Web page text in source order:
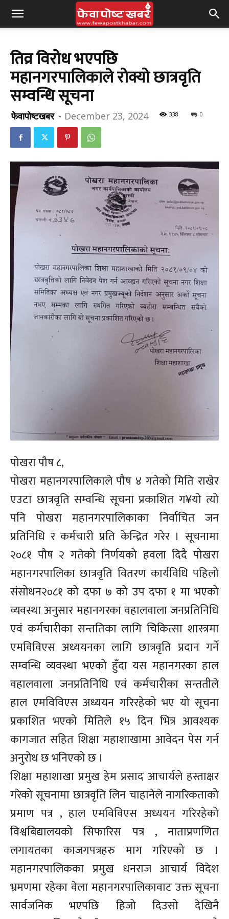
तिव्र विरोध भएपछि
महानगरपालिकाले रोक्यो छात्रवृति
सम्वन्धि सूचना
फेवापोष्टखबर - December 23, 2024 338 0
पोखरा पौष ८,
पोखरा महानगरपालिकाले पौष ४ गतेको मिति राखेर
एउटा छात्रवृति सम्वन्धि सूचना प्रकाशित ग¥यो त्यो
पनि पोखरा महानगरपालिकाका निर्वाचित जन
प्रतिनिधि र कर्मचारी प्रति केन्द्रित गरेर । सूचनामा
२०८१ पौष २ गतेको निर्णयको हवला दिदै पोखरा
महानगरपालिका छात्रवृति वितरण कार्यविधि पहिलो
संसोधन२०८१ को दफा ७ को उप दफा १ मा भएको
व्यवस्था अनुसार महानगरका वहालवाला जनप्रतिनिधि
एवं कर्मचारीका सन्ततिका लागि चिकित्सा शास्त्रमा
एमविविएस अध्ययनका लागि छात्रवृति प्रदान गर्ने
सम्वन्धि व्यवस्था भएको हुँदा यस महानगरका हाल
वहालवाला जनप्रतिनिधि एवं कर्मचारीका सन्ततीले
हाल एमविविएस अध्ययन गरिरहेको भए यो सूचना
प्रकाशित भएको मितिले १५ दिन भित्र आवश्यक
कागजात सहित शिक्षा महाशाखामा आवेदन पेस गर्न
अनुरोध छ भनिएको छ ।
शिक्षा महाशाखा प्रमुख हेम प्रसाद आचार्यले हस्ताक्षर
गरेको सूचनामा छात्रवृति लिन चाहानेले नागरिकताको
प्रमाण पत्र , हाल एमविविएस अध्ययन गरिरहेको
विश्वबिद्यालयको सिफारिस पत्र , नाताप्रणणित
लगायतका काजगपत्रहरु माग गरिएको छ ।
महानगरपालिकका प्रमुख धनराज आचार्य विदेश
भ्रमणमा रहेका वेला महानगरपालिकावाट उक्त सूचना
सार्वजनिक भएपछि हिजो दिउसो देखिनै